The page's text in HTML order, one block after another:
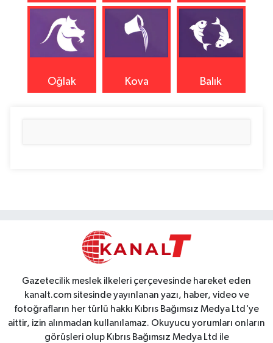
Oğlak Kova Balık
Gazetecilik meslek ilkeleri çerçevesinde hareket eden
kanalt.com sitesinde yayınlanan yazı, haber, video ve
fotoğrafların her türlü hakkı Kıbrıs Bağımsız Medya Ltd'ye
aittir, izin alınmadan kullanılamaz. Okuyucu yorumları onların
görüşleri olup Kıbrıs Bağımsız Medya Ltd ile